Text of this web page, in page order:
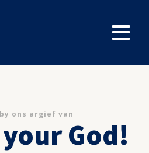
ons argief van
God!